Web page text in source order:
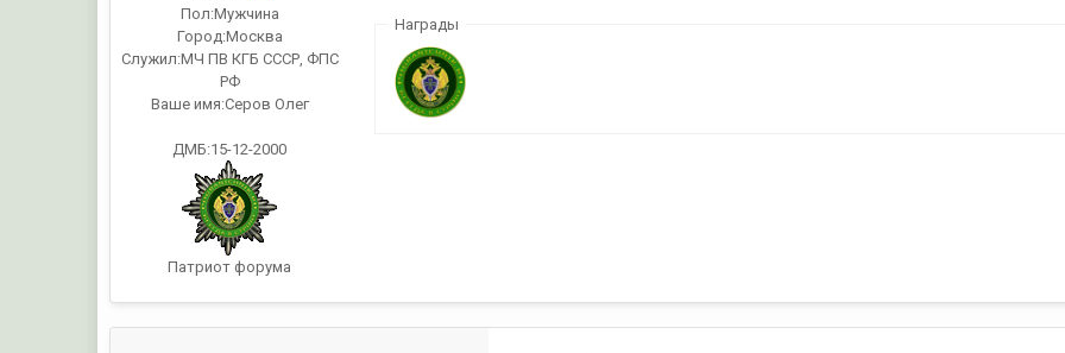
Пол:Мужчина
Город:Москва
Служил:МЧ ПВ КГБ СССР, ФПС
РФ
Ваше имя:Серов Олег
ДМБ:15-12-2000
Патриот форума
Награды